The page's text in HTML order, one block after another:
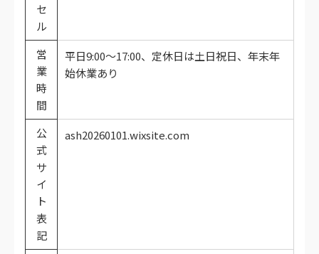
セ
ル
営
業
時
間
平日9:00～17:00、定休日は土日祝日、年末年
始休業あり
公
式
サ
イ
ト
表
記
ash20260101.wixsite.com